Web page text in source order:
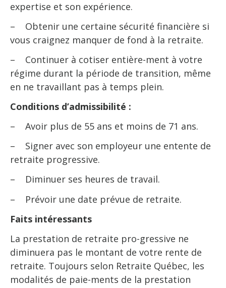
expertise et son expérience.
– Obtenir une certaine sécurité financière si
vous craignez manquer de fond à la retraite.
– Continuer à cotiser entière-ment à votre
régime durant la période de transition, même
en ne travaillant pas à temps plein.
Conditions d’admissibilité :
– Avoir plus de 55 ans et moins de 71 ans.
– Signer avec son employeur une entente de
retraite progressive.
– Diminuer ses heures de travail.
– Prévoir une date prévue de retraite.
Faits intéressants
La prestation de retraite pro-gressive ne
diminuera pas le montant de votre rente de
retraite. Toujours selon Retraite Québec, les
modalités de paie-ments de la prestation